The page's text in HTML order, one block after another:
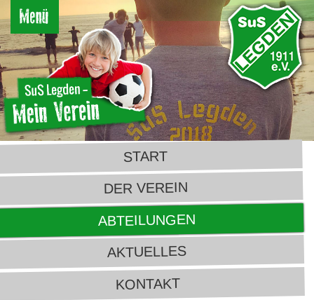
START
DER VEREIN
ABTEILUNGEN
AKTUELLES
KONTAKT